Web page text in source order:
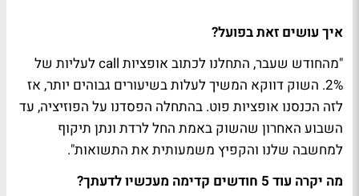
איך עושים זאת בפועל?
"מהחודש שעבר, התחלנו לכתוב אופציות call לעליות של
2%. השוק דווקא המשיך לעלות בשיעורים גבוהים יותר, אז
לזה הכנסנו אופציות פוט. בהתחלה הפסדנו על הפוזיציה, עד
השבוע האחרון שהשוק באמת החל לרדת ונתן תיקוף
למחשבה שלנו והקפיץ משמעותית את התשואות".
מה יקרה עוד 5 חודשים קדימה מעכשיו לדעתך?